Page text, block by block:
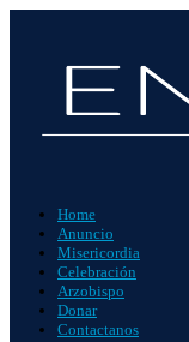
Home
Anuncio
Misericordia
Celebración
Arzobispo
Donar
Contactanos